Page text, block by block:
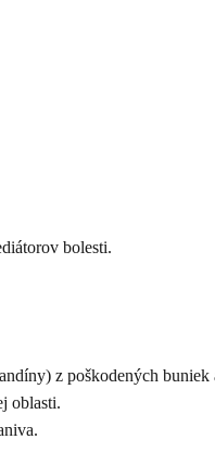
bolesti.
z poškodených
oblasti.